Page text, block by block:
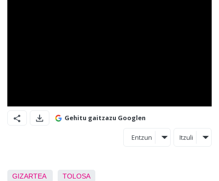
Gehitu gaitzazu Googlen
Entzun Itzuli
GIZARTEA TOLOSA